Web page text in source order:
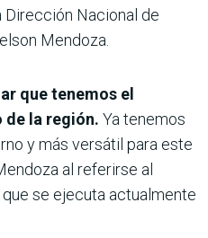
Nacional de
Mendoza.
que tenemos el
de la región. Ya tenemos
y más versátil para este
al referirse al
se ejecuta actualmente